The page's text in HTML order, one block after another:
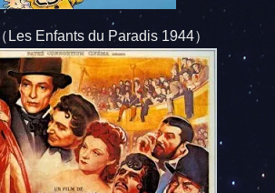
（Les Enfants du Paradis 1944）